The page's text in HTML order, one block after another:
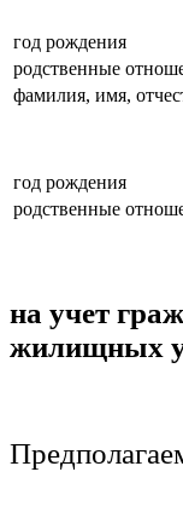
год рождения
родственные
фамилия, имя,
год рождения
родственные
на учет
жилищных